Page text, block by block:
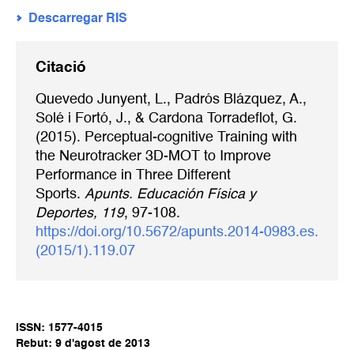
Descarregar RIS
Citació
Quevedo Junyent, L., Padrós Blázquez, A.,
Solé i Fortó, J., & Cardona Torradeflot, G.
(2015). Perceptual-cognitive Training with
the Neurotracker 3D-MOT to Improve
Performance in Three Different
Sports. Apunts. Educación Física y
Deportes, 119, 97-108.
https://doi.org/10.5672/apunts.2014-0983.es.
(2015/1).119.07
ISSN: 1577-4015
Rebut: 9 d'agost de 2013